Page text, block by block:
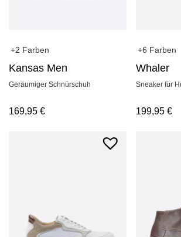
+2 Farben
Kansas Men
Geräumiger Schnürschuh
169,95 €
+6 Farben
Whaler
Sneaker für
199,95€